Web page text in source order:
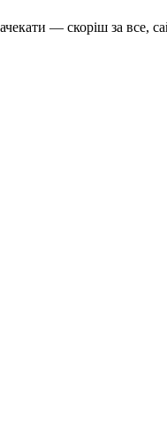
— скоріш за все,